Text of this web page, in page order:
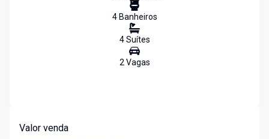
4Banheiros
4Suítes
2Vagas
Valor venda